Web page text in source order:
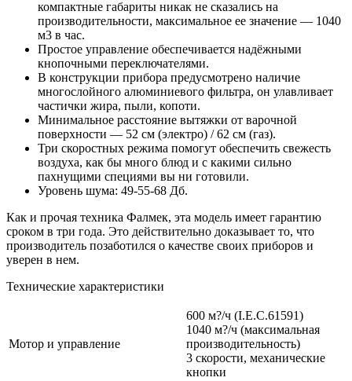
компактные габариты никак не сказались на
производительности, максимальное ее значение — 1040
м3 в час.
Простое управление обеспечивается надёжными
кнопочными переключателями.
В конструкции прибора предусмотрено наличие
многослойного алюминиевого фильтра, он улавливает
частички жира, пыли, копоти.
Минимальное расстояние вытяжки от варочной
поверхности — 52 см (электро) / 62 см (газ).
Три скоростных режима помогут обеспечить свежесть
воздуха, как бы много блюд и с какими сильно
пахнущими специями вы ни готовили.
Уровень шума: 49-55-68 Дб.
Как и прочая техника Фалмек, эта модель имеет гарантию
сроком в три года. Это действительно доказывает то, что
производитель позаботился о качестве своих приборов и
уверен в нем.
Технические характеристики
Мотор и управление
600 м?/ч (I.E.C.61591)
1040 м?/ч (максимальная
производительность)
3 скорости, механические
кнопки